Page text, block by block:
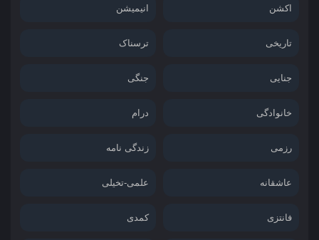
اکشن انیمیشن
تاریخی ترسناک
جنایی جنگی
خانوادگی درام
رزمی زندگی نامه
عاشقانه علمی-تخیلی
فانتزی کمدی